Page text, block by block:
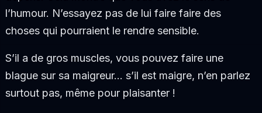
l’humour. N’essayez pas de lui faire faire des
choses qui pourraient le rendre sensible.
S’il a de gros muscles, vous pouvez faire une
blague sur sa maigreur… s’il est maigre, n’en parlez
surtout pas, même pour plaisanter !